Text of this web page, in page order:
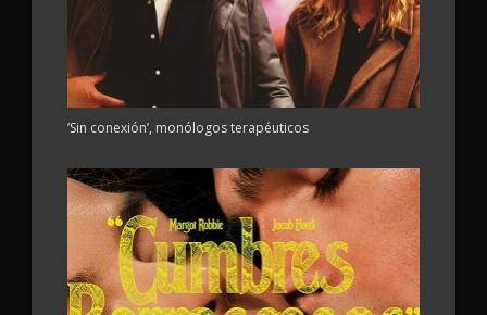
‘Sin conexión’, monólogos terapéuticos